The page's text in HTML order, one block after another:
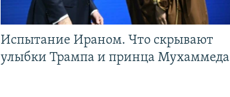
Испытание Ираном. Что скрывают
улыбки Трампа и принца Мухаммеда